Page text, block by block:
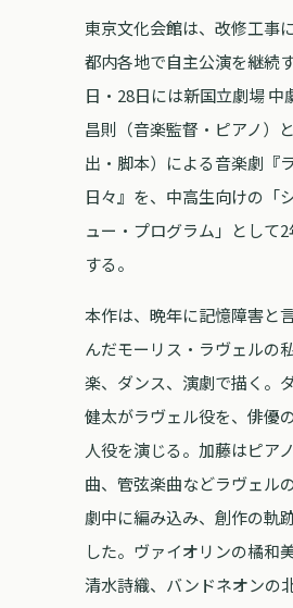
東京文化会館は、改修工事
都内各地で自主公演を継続
日・28日には新国立劇場 中
昌則（音楽監督・ピアノ）
出・脚本）による音楽劇『
日々』を、中高生向けの「
ュー・プログラム」として
する。
本作は、晩年に記憶障害と
んだモーリス・ラヴェルの
楽、ダンス、演劇で描く。
健太がラヴェル役を、俳優
人役を演じる。加藤はピア
曲、管弦楽曲などラヴェル
劇中に編み込み、創作の軌
した。ヴァイオリンの橘和
清水詩織、バンドネオンの